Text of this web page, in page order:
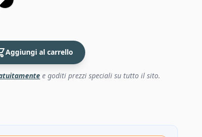
Aggiungi al carrello
e goditi prezzi speciali su tutto il sito.